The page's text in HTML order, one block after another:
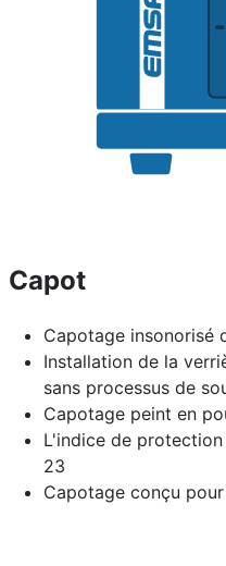
Capot
Capotage insonorisé
Installation de la
sans processus de
Capotage peint en
L'indice de
23
Capotage conçu